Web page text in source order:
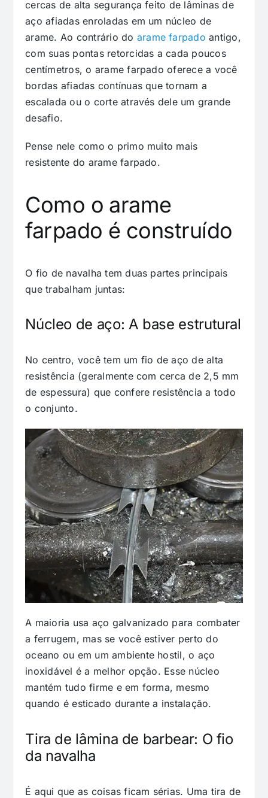
cercas de alta segurança feito de lâminas de
aço afiadas enroladas em um núcleo de
arame. Ao contrário do arame farpado antigo,
com suas pontas retorcidas a cada poucos
centímetros, o arame farpado oferece a você
bordas afiadas contínuas que tornam a
escalada ou o corte através dele um grande
desafio.
Pense nele como o primo muito mais
resistente do arame farpado.
Como o arame
farpado é construído
O fio de navalha tem duas partes principais
que trabalham juntas:
Núcleo de aço: A base estrutural
No centro, você tem um fio de aço de alta
resistência (geralmente com cerca de 2,5 mm
de espessura) que confere resistência a todo
o conjunto.
A maioria usa aço galvanizado para combater
a ferrugem, mas se você estiver perto do
oceano ou em um ambiente hostil, o aço
inoxidável é a melhor opção. Esse núcleo
mantém tudo firme e em forma, mesmo
quando é esticado durante a instalação.
Tira de lâmina de barbear: O fio
da navalha
É aqui que as coisas ficam sérias. Uma tira de